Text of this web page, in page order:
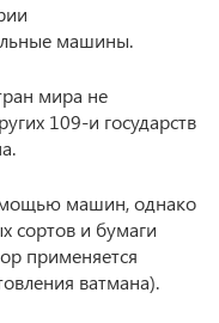
машины.
мира не
109-и государств
машин, однако
сортов и бумаги
применяется
ватмана).